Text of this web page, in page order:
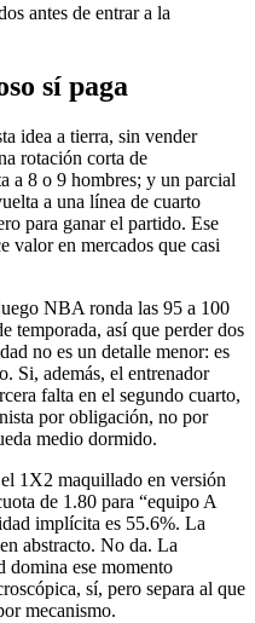
antes de entrar a la
sí paga
idea a tierra, sin vender
rotación corta de
a 8 o 9 hombres; y un parcial
a una línea de cuarto
para ganar el partido. Ese
valor en mercados que casi
NBA ronda las 95 a 100
temporada, así que perder dos
no es un detalle menor: es
Si, además, el entrenador
falta en el segundo cuarto,
por obligación, no por
medio dormido.
1X2 maquillado en versión
de 1.80 para “equipo A
implícita es 55.6%. La
abstracto. No da. La
domina ese momento
sí, pero separa al que
mecanismo.